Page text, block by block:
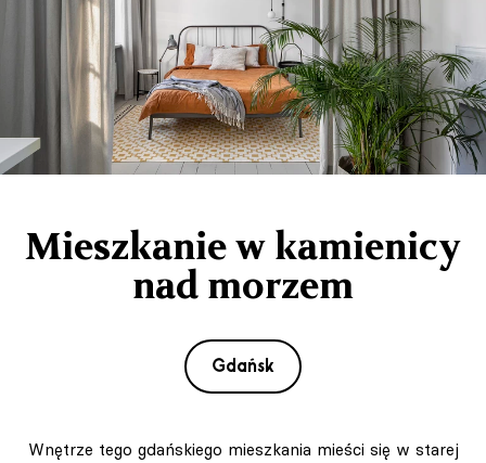
Mieszkanie w kamienicy
nad morzem
Gdańsk
Wnętrze tego gdańskiego mieszkania mieści się w starej